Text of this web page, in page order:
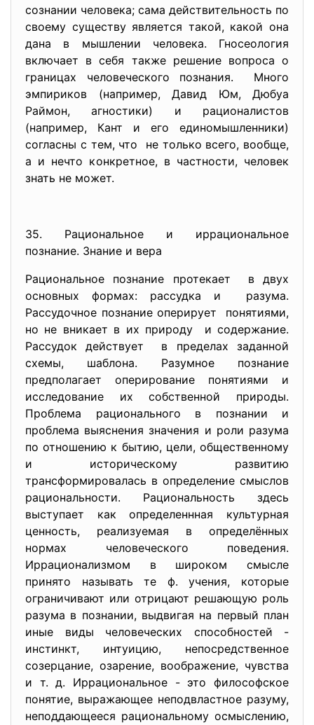
сознании человека; сама действительность по
своему существу является такой, какой она
дана в мышлении человека. Гносеология
включает в себя также решение вопроса о
границах человеческого познания. Много
эмпириков (например, Давид Юм, Дюбуа
Раймон, агностики) и рационалистов
(например, Кант и его единомышленники)
согласны с тем, что не только всего, вообще,
а и нечто конкретное, в частности, человек
знать не может.
35. Рациональное и иррациональное
познание. Знание и вера
Рациональное познание протекает в двух
основных формах: рассудка и разума.
Рассудочное познание оперирует понятиями,
но не вникает в их природу и содержание.
Рассудок действует в пределах заданной
схемы, шаблона. Разумное познание
предполагает оперирование понятиями и
исследование их собственной природы.
Проблема рационального в познании и
проблема выяснения значения и роли разума
по отношению к бытию, цели, общественному
и историческому развитию
трансформировалась в определение смыслов
рациональности. Рациональность здесь
выступает как определеннная культурная
ценность, реализуемая в определённых
нормах человеческого поведения.
Иррационализмом в широком смысле
принято называть те ф. учения, которые
ограничивают или отрицают решающую роль
разума в познании, выдвигая на первый план
иные виды человеческих способностей -
инстинкт, интуицию, непосредственное
созерцание, озарение, воображение, чувства
и т. д. Иррациональное - это философское
понятие, выражающее неподвластное разуму,
неподдающееся рациональному осмыслению,